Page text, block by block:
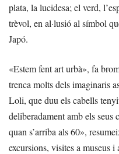
plata, la lucidesa; el verd,
trèvol, en al·lusió al símbol
Japó.
«Estem fent art urbà», fa
trenca molts dels imaginaris
Loli, que duu els cabells
deliberadament amb els seus
quan s’arriba als 60»,
excursions, visites a museus